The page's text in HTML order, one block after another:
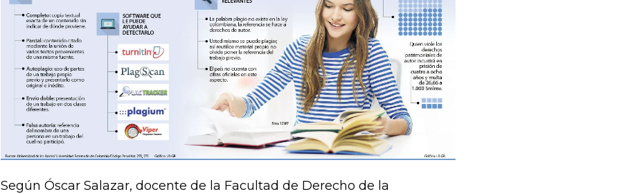
Según Óscar Salazar, docente de la Facultad de Derecho de la